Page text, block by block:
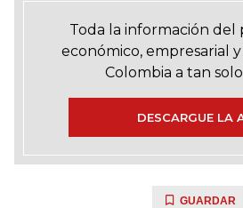
Toda la información del
económico, empresarial
Colombia a tan
DESCARGUE LA
GUARDAR